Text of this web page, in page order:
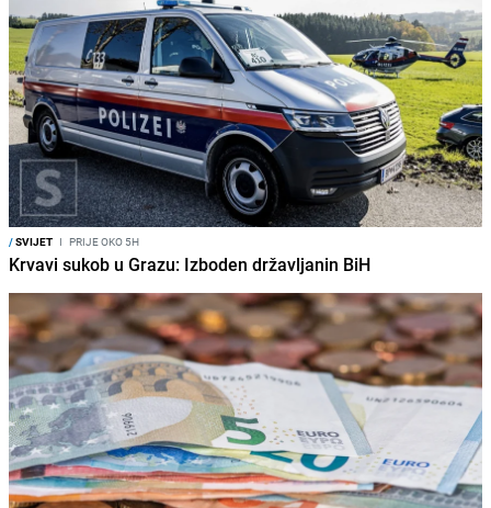
/SVIJET I PRIJE OKO 5H
Krvavi sukob u Grazu: Izboden državljanin BiH